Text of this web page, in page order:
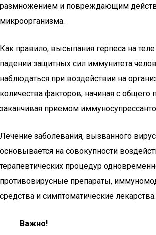
размножением и повреждающим
микроорганизма.
Как правило, высыпания герпеса на
падении защитных сил иммунитета
наблюдаться при воздействии на
количества факторов, начиная с общего
заканчивая приемом
Лечение заболевания, вызванного
основывается на совокупности
терапевтических процедур
противовирусные препараты,
средства и симптоматические лекарства.
Важно!